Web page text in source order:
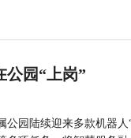
公园“上岗”
公园陆续迎来多款机器